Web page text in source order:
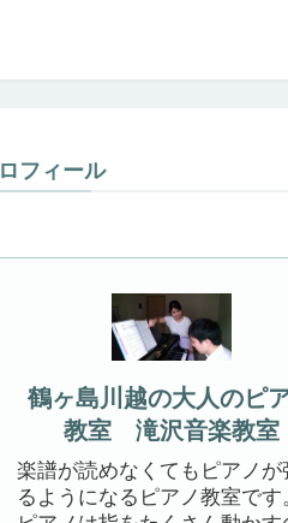
フィール
鶴ヶ島川越の大人のピ
教室 滝沢音楽教室
楽譜が読めなくてもピアノが
るようになるピアノ教室です